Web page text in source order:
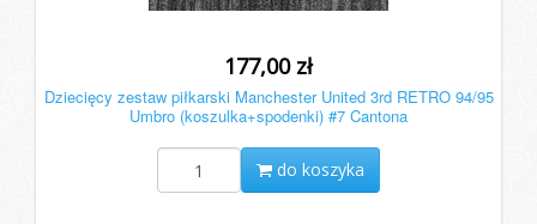
177,00 zł
Dziecięcy zestaw piłkarski Manchester United 3rd RETRO 94/95
Umbro (koszulka+spodenki) #7 Cantona
do koszyka